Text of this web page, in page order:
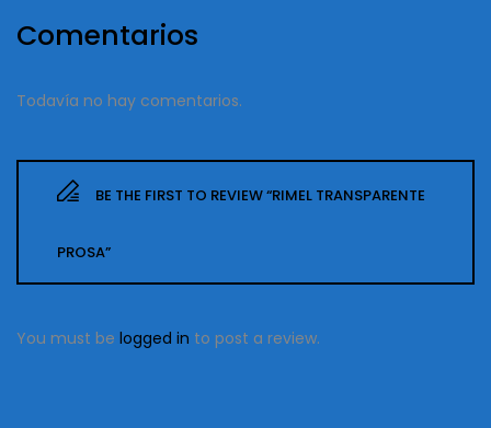
Comentarios
Todavía no hay comentarios.
BE THE FIRST TO REVIEW “RIMEL TRANSPARENTE
PROSA”
You must be logged in to post a review.